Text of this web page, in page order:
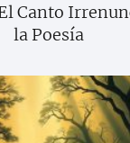
Canto
la Poesía